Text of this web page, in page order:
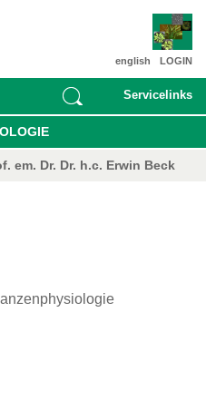
LOGIN
english
Servicelinks
em. Dr. Dr. h.c. Erwin Beck